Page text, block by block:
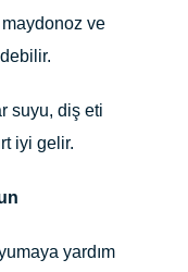
ve
suyu, diş eti
iyi gelir.
yardım